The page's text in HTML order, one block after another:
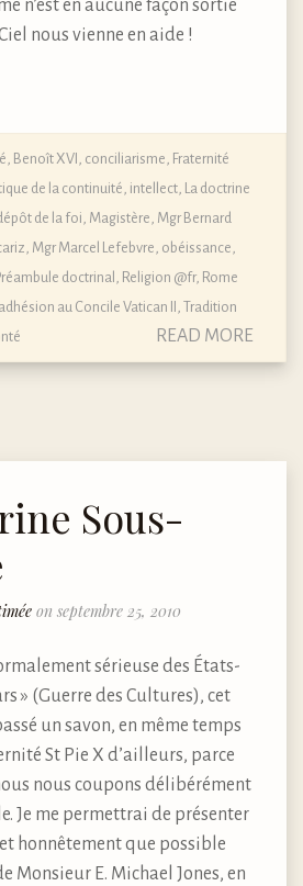
n’est en aucune façon sortie
nous vienne en aide !
Benoît XVI conciliarisme Fraternité
de la continuité intellect La doctrine
de la foi Magistère Mgr Bernard
Mgr Marcel Lefebvre obéissance
doctrinal Religion @fr, Rome
au Concile Vatican II Tradition
READ MORE
Sous-
on septembre 25, 2010
sérieuse des États-
» (Guerre des Cultures), cet
un savon, en même temps
St Pie X d’ailleurs, parce
nous coupons délibérément
Je me permettrai de présenter
honnêtement que possible
Monsieur E. Michael Jones, en